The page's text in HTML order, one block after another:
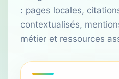
: pages locales,
contextualisés,
métier et ressources